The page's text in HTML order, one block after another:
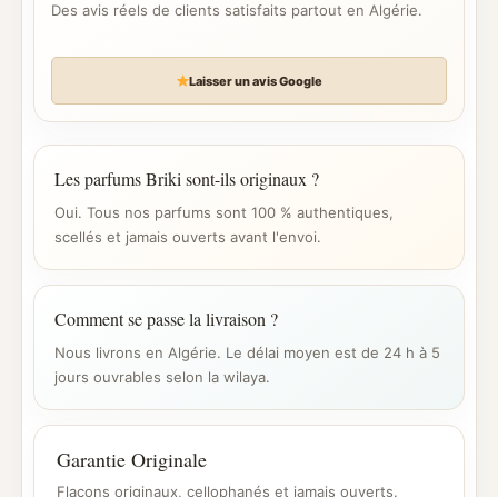
Des avis réels de clients satisfaits partout en Algérie.
Laisser un avis Google
Les parfums Briki sont-ils originaux ?
Oui. Tous nos parfums sont 100 % authentiques,
scellés et jamais ouverts avant l'envoi.
Comment se passe la livraison ?
Nous livrons en Algérie. Le délai moyen est de 24 h à 5
jours ouvrables selon la wilaya.
Garantie Originale
Flacons originaux, cellophanés et jamais ouverts.